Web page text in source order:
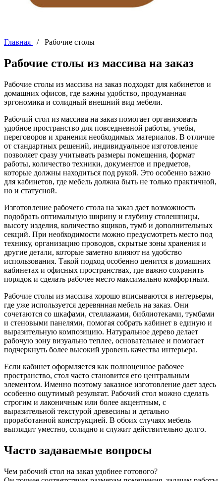
Главная / Рабочие столы
Рабочие столы из массива на заказ
Рабочие столы из массива на заказ подходят для кабинетов и
домашних офисов, где важны удобство, продуманная
эргономика и солидный внешний вид мебели.
Рабочий стол из массива на заказ помогает организовать
удобное пространство для повседневной работы, учебы,
переговоров и хранения необходимых материалов. В отличие
от стандартных решений, индивидуальное изготовление
позволяет сразу учитывать размеры помещения, формат
работы, количество техники, документов и предметов,
которые должны находиться под рукой. Это особенно важно
для кабинетов, где мебель должна быть не только практичной,
но и статусной.
Изготовление рабочего стола на заказ дает возможность
подобрать оптимальную ширину и глубину столешницы,
высоту изделия, количество ящиков, тумб и дополнительных
секций. При необходимости можно предусмотреть место под
технику, организацию проводов, скрытые зоны хранения и
другие детали, которые заметно влияют на удобство
использования. Такой подход особенно ценится в домашних
кабинетах и офисных пространствах, где важно сохранить
порядок и сделать рабочее место максимально комфортным.
Рабочие столы из массива хорошо вписываются в интерьеры,
где уже используется деревянная мебель на заказ. Они
сочетаются со шкафами, стеллажами, библиотеками, тумбами
и стеновыми панелями, помогая собрать кабинет в единую и
выразительную композицию. Натуральное дерево делает
рабочую зону визуально теплее, основательнее и помогает
подчеркнуть более высокий уровень качества интерьера.
Если кабинет оформляется как полноценное рабочее
пространство, стол часто становится его центральным
элементом. Именно поэтому заказное изготовление дает здесь
особенно ощутимый результат. Рабочий стол можно сделать
строгим и лаконичным или более акцентным, с
выразительной текстурой древесины и детально
проработанной конструкцией. В обоих случаях мебель
выглядит уместно, солидно и служит действительно долго.
Часто задаваемые вопросы
Чем рабочий стол на заказ удобнее готового?